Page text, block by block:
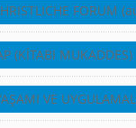
FORUM
(KİTABI MUKADDES)
VE